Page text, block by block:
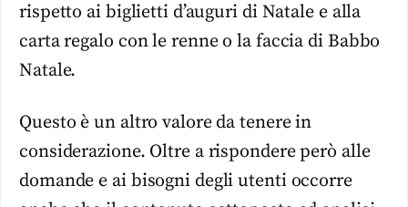
rispetto ai biglietti d’auguri di Natale e alla
carta regalo con le renne o la faccia di Babbo
Natale.
Questo è un altro valore da tenere in
considerazione. Oltre a rispondere però alle
domande e ai bisogni degli utenti occorre